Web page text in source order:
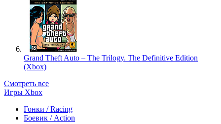
Grand Theft Auto – The Trilogy. The Definitive Edition
(Xbox)
Смотреть все
Игры Xbox
Гонки / Racing
Боевик / Action